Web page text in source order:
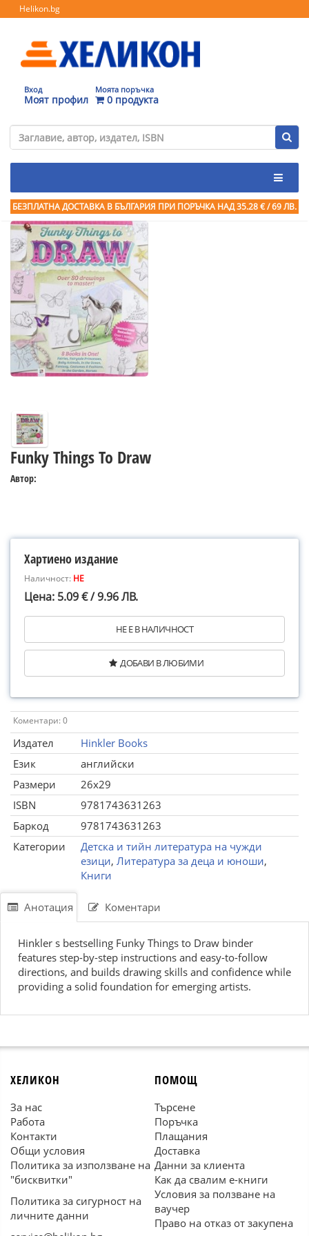
Helikon.bg
Вход
Моят профил
Моята поръчка
0 продукта
БЕЗПЛАТНА ДОСТАВКА В БЪЛГАРИЯ ПРИ ПОРЪЧКА НАД 35.28 € / 69 ЛВ.
Funky Things To Draw
Автор:
Хартиено издание
Наличност: НЕ
Цена: 5.09 € / 9.96 ЛВ.
НЕ Е В НАЛИЧНОСТ
ДОБАВИ В ЛЮБИМИ
Коментари: 0
Издател
Hinkler Books
Език
английски
Размери
26x29
ISBN
9781743631263
Баркод
9781743631263
Категории
Детска и тийн литература на чужди
езици, Литература за деца и юноши,
Книги
Анотация Коментари
Hinkler s bestselling Funky Things to Draw binder
features step-by-step instructions and easy-to-follow
directions, and builds drawing skills and confidence while
providing a solid foundation for emerging artists.
ХЕЛИКОН
За нас
Работа
Контакти
Общи условия
Политика за използване на
"бисквитки"
Политика за сигурност на
личните данни
ПОМОЩ
Търсене
Поръчка
Плащания
Доставка
Данни за клиента
Как да свалим е-книги
Условия за ползване на
ваучер
Право на отказ от закупена